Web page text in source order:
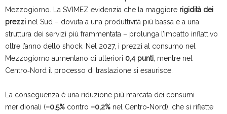
Mezzogiorno. La SVIMEZ evidenzia che la maggiore rigidità dei
prezzi nel Sud – dovuta a una produttività più bassa e a una
struttura dei servizi più frammentata – prolunga l’impatto inflattivo
oltre l’anno dello shock. Nel 2027, i prezzi al consumo nel
Mezzogiorno aumentano di ulteriori 0,4 punti , mentre nel
Centro‑Nord il processo di traslazione si esaurisce.
La conseguenza è una riduzione più marcata dei consumi
meridionali (–0,5% contro –0,2% nel Centro‑Nord), che si riflette